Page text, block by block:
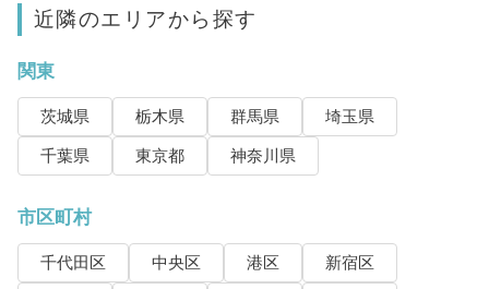
近隣のエリアから探す
関東
茨城県 栃木県 群馬県
埼玉県
千葉県
東京都 神奈川県
市区町村
千代田区 中央区 港区
新宿区